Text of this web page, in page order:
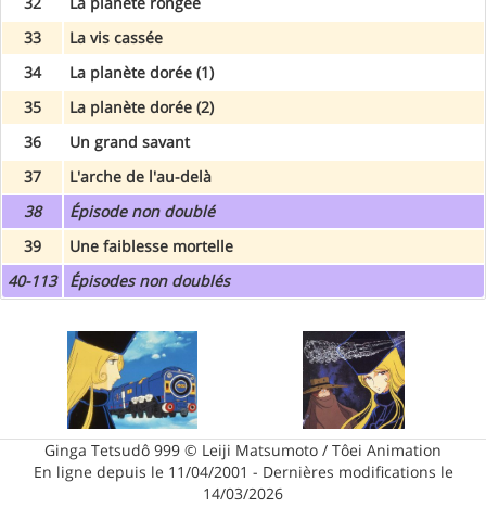
33
La vis cassée
34
La planète dorée (1)
35
La planète dorée (2)
36
Un grand savant
37
L'arche de l'au-delà
38
Épisode non doublé
39
Une faiblesse mortelle
40-113
Épisodes non doublés
Ginga Tetsudô 999 © Leiji Matsumoto / Tôei Animation
En ligne depuis le 11/04/2001 - Dernières modifications le
14/03/2026